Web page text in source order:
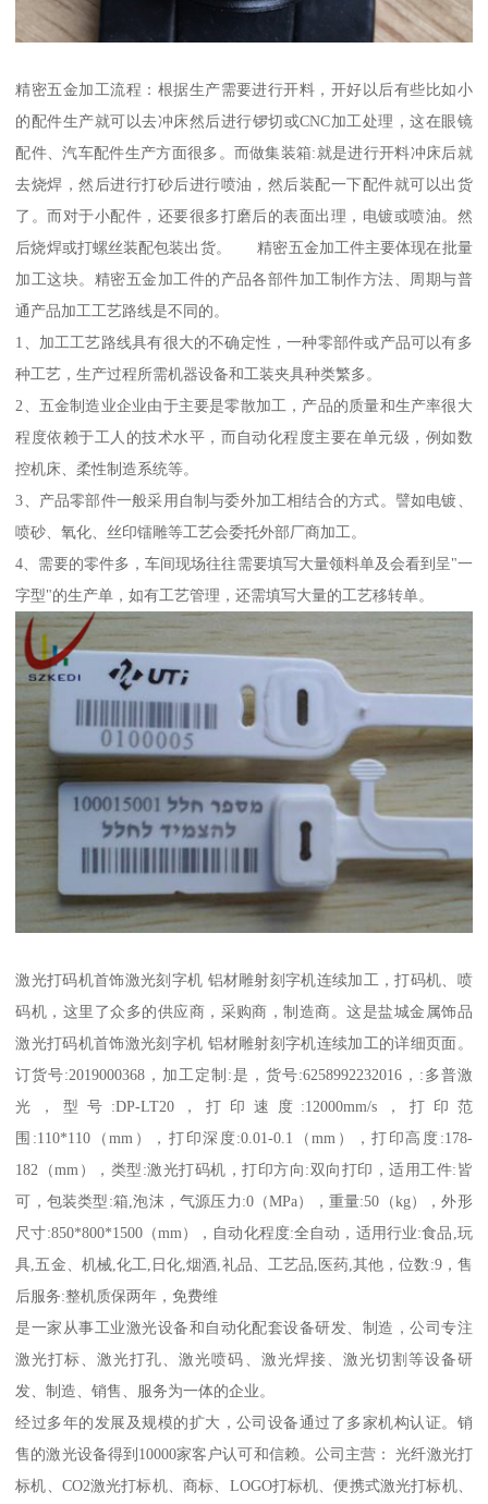
精密五金加工流程：根据生产需要进行开料，开好以后有些比如小
的配件生产就可以去冲床然后进行锣切或CNC加工处理，这在眼镜
配件、汽车配件生产方面很多。而做集装箱:就是进行开料冲床后就
去烧焊，然后进行打砂后进行喷油，然后装配一下配件就可以出货
了。而对于小配件，还要很多打磨后的表面出理，电镀或喷油。然
后烧焊或打螺丝装配包装出货。 精密五金加工件主要体现在批量
加工这块。精密五金加工件的产品各部件加工制作方法、周期与普
通产品加工工艺路线是不同的。
1、加工工艺路线具有很大的不确定性，一种零部件或产品可以有多
种工艺，生产过程所需机器设备和工装夹具种类繁多。
2、五金制造业企业由于主要是零散加工，产品的质量和生产率很大
程度依赖于工人的技术水平，而自动化程度主要在单元级，例如数
控机床、柔性制造系统等。
3、产品零部件一般采用自制与委外加工相结合的方式。譬如电镀、
喷砂、氧化、丝印镭雕等工艺会委托外部厂商加工。
4、需要的零件多，车间现场往往需要填写大量领料单及会看到呈"一
字型"的生产单，如有工艺管理，还需填写大量的工艺移转单。
激光打码机首饰激光刻字机 铝材雕射刻字机连续加工，打码机、喷
码机，这里了众多的供应商，采购商，制造商。这是盐城金属饰品
激光打码机首饰激光刻字机 铝材雕射刻字机连续加工的详细页面。
订货号:2019000368，加工定制:是，货号:6258992232016，:多普激
光，型号:DP-LT20，打印速度:12000mm/s，打印范
围:110*110（mm），打印深度:0.01-0.1（mm），打印高度:178-
182（mm），类型:激光打码机，打印方向:双向打印，适用工件:皆
可，包装类型:箱,泡沫，气源压力:0（MPa），重量:50（kg），外形
尺寸:850*800*1500（mm），自动化程度:全自动，适用行业:食品,玩
具,五金、机械,化工,日化,烟酒,礼品、工艺品,医药,其他，位数:9，售
后服务:整机质保两年，免费维
是一家从事工业激光设备和自动化配套设备研发、制造，公司专注
激光打标、激光打孔、激光喷码、激光焊接、激光切割等设备研
发、制造、销售、服务为一体的企业。
经过多年的发展及规模的扩大，公司设备通过了多家机构认证。销
售的激光设备得到10000家客户认可和信赖。公司主营： 光纤激光打
标机、CO2激光打标机、商标、LOGO打标机、便携式激光打标机、